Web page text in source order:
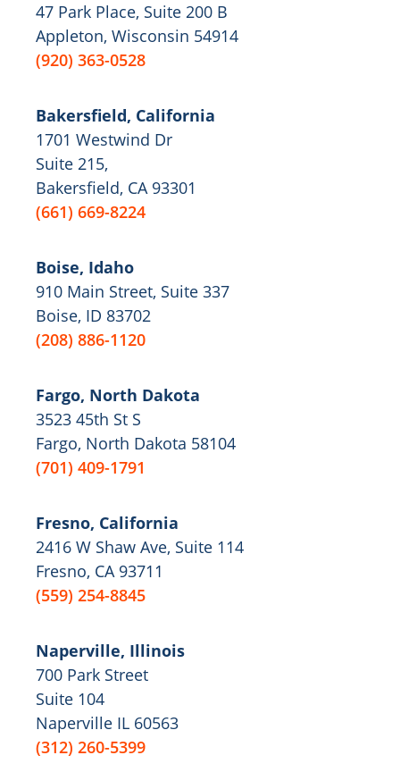
47 Park Place, Suite 200 B
Appleton, Wisconsin 54914
(920) 363-0528
Bakersfield, California
1701 Westwind Dr
Suite 215,
Bakersfield, CA 93301
(661) 669-8224
Boise, Idaho
910 Main Street, Suite 337
Boise, ID 83702
(208) 886-1120
Fargo, North Dakota
3523 45th St S
Fargo, North Dakota 58104
(701) 409-1791
Fresno, California
2416 W Shaw Ave, Suite 114
Fresno, CA 93711
(559) 254-8845
Naperville, Illinois
700 Park Street
Suite 104
Naperville IL 60563
(312) 260-5399